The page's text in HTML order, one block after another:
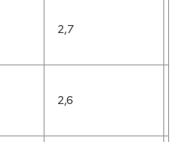
2,7
2,6